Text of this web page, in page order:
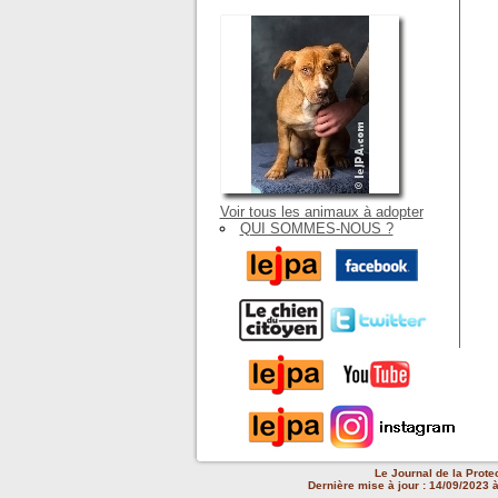
Voir tous les animaux à adopter
QUI SOMMES-NOUS ?
Le Journal de la
Dernière mise à jour : 14/09/2023